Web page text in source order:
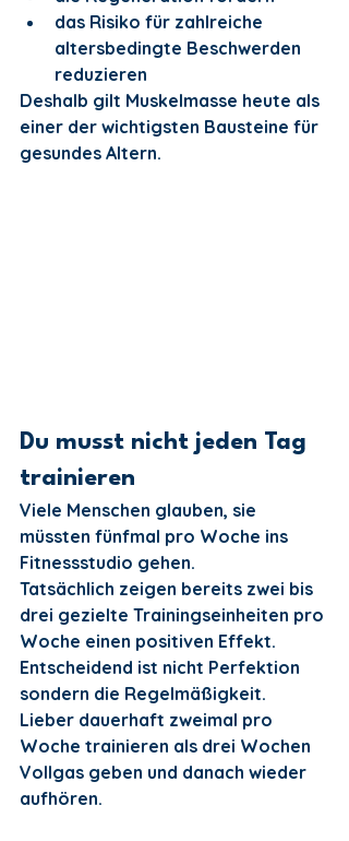
das Risiko für zahlreiche
altersbedingte Beschwerden
reduzieren
Deshalb gilt Muskelmasse heute als
einer der wichtigsten Bausteine für
gesundes Altern.
Du musst nicht jeden Tag
trainieren
Viele Menschen glauben, sie
müssten fünfmal pro Woche ins
Fitnessstudio gehen.
Tatsächlich zeigen bereits zwei bis
drei gezielte Trainingseinheiten pro
Woche einen positiven Effekt.
Entscheidend ist nicht Perfektion
sondern die Regelmäßigkeit.
Lieber dauerhaft zweimal pro
Woche trainieren als drei Wochen
Vollgas geben und danach wieder
aufhören.